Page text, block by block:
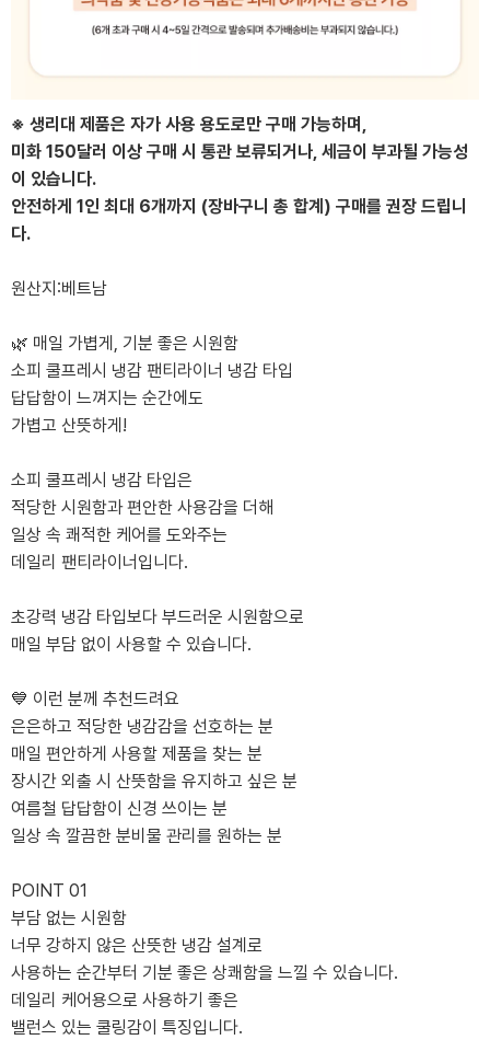
※ 생리대 제품은 자가 사용 용도로만 구매 가능하며,
미화 150달러 이상 구매 시 통관 보류되거나, 세금이 부과될 가능성
이 있습니다.
안전하게 1인 최대 6개까지 (장바구니 총 합계) 구매를 권장 드립니
다.
원산지:베트남
🌿 매일 가볍게, 기분 좋은 시원함
소피 쿨프레시 냉감 팬티라이너 냉감 타입
답답함이 느껴지는 순간에도
가볍고 산뜻하게!
소피 쿨프레시 냉감 타입은
적당한 시원함과 편안한 사용감을 더해
일상 속 쾌적한 케어를 도와주는
데일리 팬티라이너입니다.
초강력 냉감 타입보다 부드러운 시원함으로
매일 부담 없이 사용할 수 있습니다.
💙 이런 분께 추천드려요
은은하고 적당한 냉감감을 선호하는 분
매일 편안하게 사용할 제품을 찾는 분
장시간 외출 시 산뜻함을 유지하고 싶은 분
여름철 답답함이 신경 쓰이는 분
일상 속 깔끔한 분비물 관리를 원하는 분
POINT 01
부담 없는 시원함
너무 강하지 않은 산뜻한 냉감 설계로
사용하는 순간부터 기분 좋은 상쾌함을 느낄 수 있습니다.
데일리 케어용으로 사용하기 좋은
밸런스 있는 쿨링감이 특징입니다.